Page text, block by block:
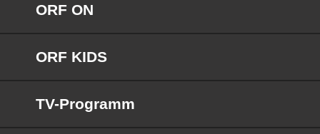
ORF ON
ORF KIDS
TV-Programm